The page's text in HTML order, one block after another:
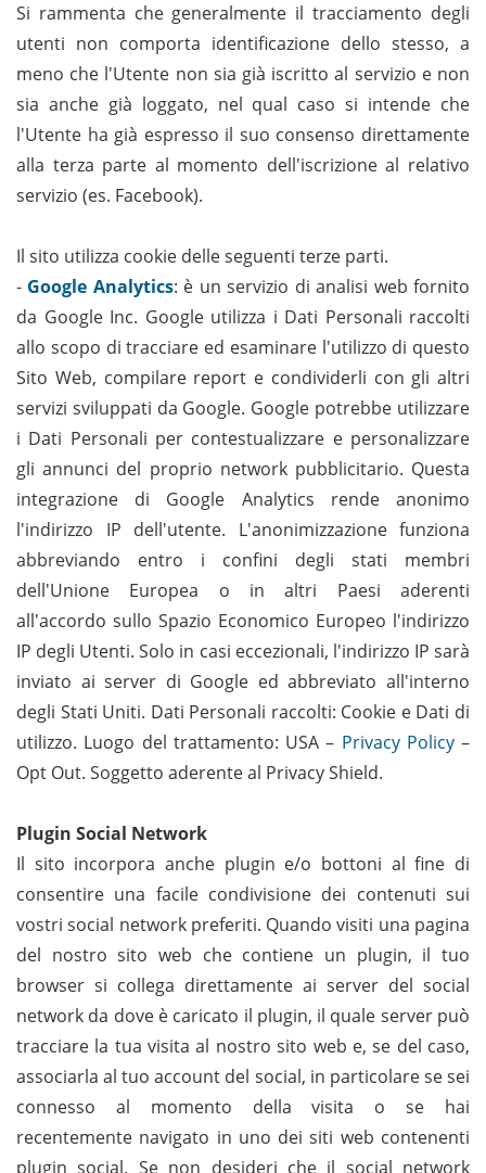
Si rammenta che generalmente il tracciamento degli
utenti non comporta identificazione dello stesso, a
meno che l'Utente non sia già iscritto al servizio e non
sia anche già loggato, nel qual caso si intende che
l'Utente ha già espresso il suo consenso direttamente
alla terza parte al momento dell'iscrizione al relativo
servizio (es. Facebook).
Il sito utilizza cookie delle seguenti terze parti.
- Google Analytics: è un servizio di analisi web fornito
da Google Inc. Google utilizza i Dati Personali raccolti
allo scopo di tracciare ed esaminare l'utilizzo di questo
Sito Web, compilare report e condividerli con gli altri
servizi sviluppati da Google. Google potrebbe utilizzare
i Dati Personali per contestualizzare e personalizzare
gli annunci del proprio network pubblicitario. Questa
integrazione di Google Analytics rende anonimo
l'indirizzo IP dell'utente. L'anonimizzazione funziona
abbreviando entro i confini degli stati membri
dell'Unione Europea o in altri Paesi aderenti
all'accordo sullo Spazio Economico Europeo l'indirizzo
IP degli Utenti. Solo in casi eccezionali, l'indirizzo IP sarà
inviato ai server di Google ed abbreviato all'interno
degli Stati Uniti. Dati Personali raccolti: Cookie e Dati di
utilizzo. Luogo del trattamento: USA – Privacy Policy–
Opt Out. Soggetto aderente al Privacy Shield.
Plugin Social Network
Il sito incorpora anche plugin e/o bottoni al fine di
consentire una facile condivisione dei contenuti sui
vostri social network preferiti. Quando visiti una pagina
del nostro sito web che contiene un plugin, il tuo
browser si collega direttamente ai server del social
network da dove è caricato il plugin, il quale server può
tracciare la tua visita al nostro sito web e, se del caso,
associarla al tuo account del social, in particolare se sei
connesso al momento della visita o se hai
recentemente navigato in uno dei siti web contenenti
plugin social. Se non desideri che il social network